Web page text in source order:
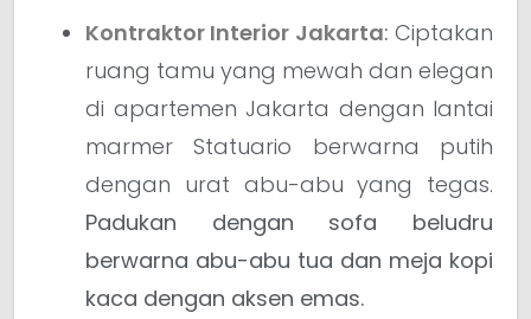
Kontraktor Interior Jakarta: Ciptakan
ruang tamu yang mewah dan elegan
di apartemen Jakarta dengan lantai
marmer Statuario berwarna putih
dengan urat abu-abu yang tegas.
Padukan dengan sofa beludru
berwarna abu-abu tua dan meja kopi
kaca dengan aksen emas.